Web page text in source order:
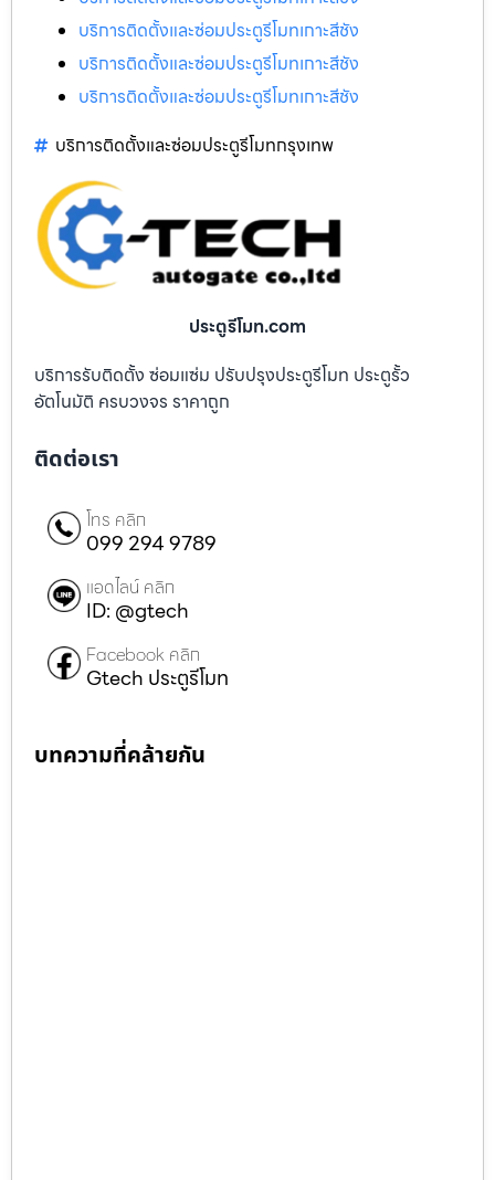
บริการติดตั้งและซ่อมประตูรีโมทเกาะสีชัง
บริการติดตั้งและซ่อมประตูรีโมทเกาะสีชัง
บริการติดตั้งและซ่อมประตูรีโมทเกาะสีชัง
บริการติดตั้งและซ่อมประตูรีโมทกรุงเทพ
ประตูรีโมท.com
บริการรับติดตั้ง ซ่อมแซ่ม ปรับปรุงประตูรีโมท ประตูรั้ว
อัตโนมัติ ครบวงจร ราคาถูก
ติดต่อเรา
โทร คลิก
099 294 9789
แอดไลน์ คลิก
ID: @gtech
Facebook คลิก
Gtech ประตูรีโมท
บทความที่คล้ายกัน